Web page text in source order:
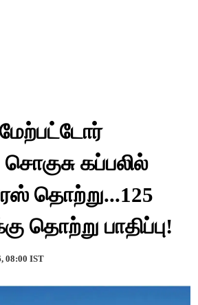
கப்பலில்
தொற்று...125
தொற்று பாதிப்பு!
08:00 IST